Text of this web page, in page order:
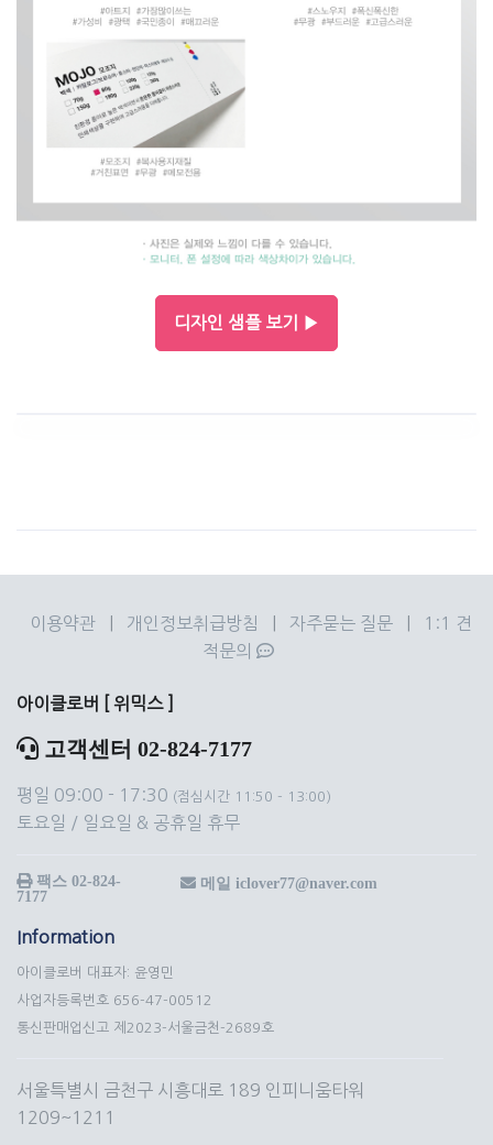
디자인 샘플 보기 ▶
이용약관 개인정보취급방침 자주묻는 질문
1:1 견
적문의
아이클로버 [ 위믹스 ]
고객센터 02-824-7177
평일 09:00 - 17:30 (점심시간 11:50 - 13:00)
토요일 / 일요일 & 공휴일 휴무
팩스 02-824-
7177
메일 iclover77@naver.com
Information
아이클로버 대표자: 윤영민
사업자등록번호 656-47-00512
통신판매업신고 제2023-서울금천-2689호
서울특별시 금천구 시흥대로 189 인피니움타워
1209~1211